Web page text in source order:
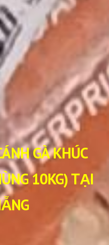
GÀ KHÚC
10KG) TẠI